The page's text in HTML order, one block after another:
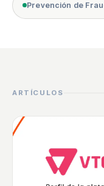
Prevención de
ARTÍCULOS